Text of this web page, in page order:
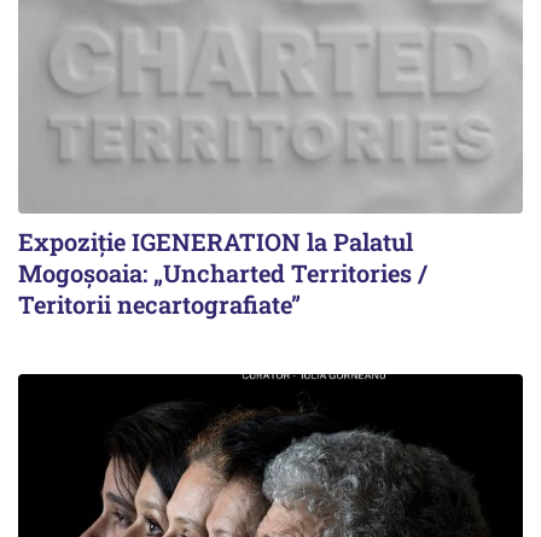
Expoziție IGENERATION la Palatul
Mogoșoaia: „Uncharted Territories /
Teritorii necartografiate”